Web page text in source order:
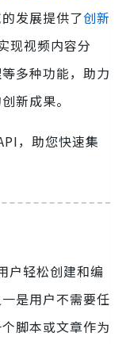
发展提供了创新
现视频内容分
多种功能，助力
新成果。
，助您快速集
户轻松创建和编
是用户不需要任
脚本或文章作为